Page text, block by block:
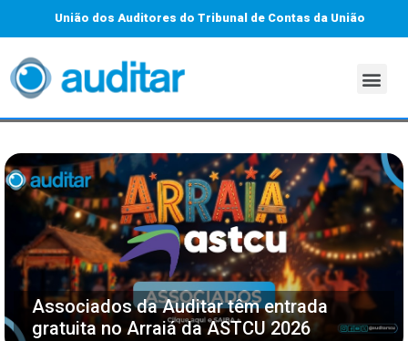
União dos Auditores do Tribunal de Contas da União
Associados da Auditar têm entrada
gratuita no Arraiá da ASTCU 2026